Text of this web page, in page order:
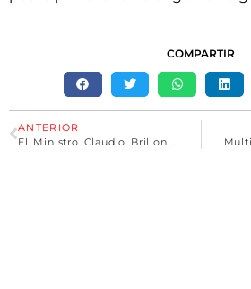
COMPARTIR
ANTERIOR